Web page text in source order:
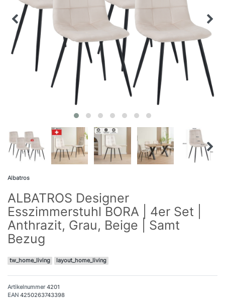
Albatros
ALBATROS Designer
Esszimmerstuhl BORA | 4er Set |
Anthrazit, Grau, Beige | Samt
Bezug
tw_home_living layout_home_living
Artikelnummer4201
EAN 4250263743398